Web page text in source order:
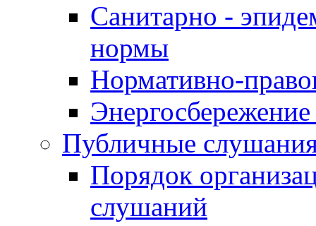
Санитарно -
нормы
Нормативно-
Публичные
Порядок
слушаний